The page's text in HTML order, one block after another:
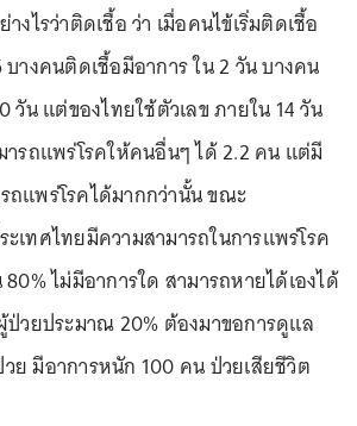
งไรว่าติดเชื้อ ว่า เมื่อคนไข้เริ่มติดเชื้อ
างคนติดเชื้อมีอาการ ใน 2 วัน บางคน
วัน แต่ของไทยใช้ตัวเลข ภายใน 14 วัน
รถแพร่โรคให้คนอื่นๆ ได้ 2.2 คน แต่มี
ถแพร่โรคได้มากกว่านั้น ขณะ
เทศไทยมีความสามารถในการแพร่โรค
80% ไม่มีอาการใด สามารถหายได้เองได้
ป่วยประมาณ 20% ต้องมาขอการดูแล
มีอาการหนัก 100 คน ป่วยเสียชีวิต